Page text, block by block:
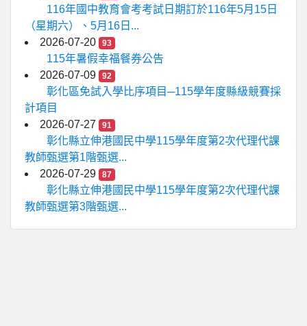
116年國中教育會考考試日期訂於116年5月15日
（星期六）、5月16日...
2026-07-20
93
115年暑假幸福餐券公告
2026-07-09
92
彰化區免試入學比序項目─115學年度縣級競賽採
計項目
2026-07-27
91
彰化縣立伸港國民中學115學年度第2次代理代課
教師甄選第1階甄選...
2026-07-29
87
彰化縣立伸港國民中學115學年度第2次代理代課
教師甄選第3階甄選...